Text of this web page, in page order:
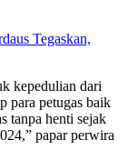
Tegaskan,
kepedulian dari
para petugas baik
tanpa henti sejak
papar perwira